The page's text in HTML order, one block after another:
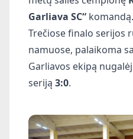
Garliava SC“ komandą.
Trečiose finalo serijos
namuose, palaikoma
Garliavos ekipą
seriją 3:0.